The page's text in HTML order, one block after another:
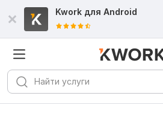
Kwork для Android